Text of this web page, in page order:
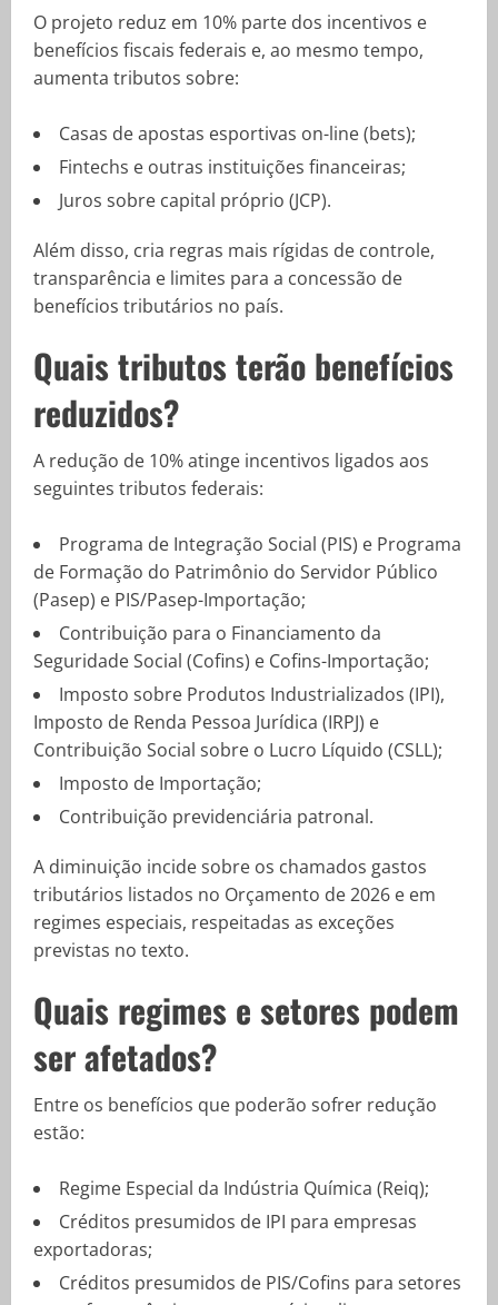
O projeto reduz em 10% parte dos incentivos e
benefícios fiscais federais e, ao mesmo tempo,
aumenta tributos sobre:
Casas de apostas esportivas on-line (bets);
Fintechs e outras instituições financeiras;
Juros sobre capital próprio (JCP).
Além disso, cria regras mais rígidas de controle,
transparência e limites para a concessão de
benefícios tributários no país.
Quais tributos terão benefícios
reduzidos?
A redução de 10% atinge incentivos ligados aos
seguintes tributos federais:
Programa de Integração Social (PIS) e Programa
de Formação do Patrimônio do Servidor Público
(Pasep) e PIS/Pasep-Importação;
Contribuição para o Financiamento da
Seguridade Social (Cofins) e Cofins-Importação;
Imposto sobre Produtos Industrializados (IPI),
Imposto de Renda Pessoa Jurídica (IRPJ) e
Contribuição Social sobre o Lucro Líquido (CSLL);
Imposto de Importação;
Contribuição previdenciária patronal.
A diminuição incide sobre os chamados gastos
tributários listados no Orçamento de 2026 e em
regimes especiais, respeitadas as exceções
previstas no texto.
Quais regimes e setores podem
ser afetados?
Entre os benefícios que poderão sofrer redução
estão:
Regime Especial da Indústria Química (Reiq);
Créditos presumidos de IPI para empresas
exportadoras;
Créditos presumidos de PIS/Cofins para setores